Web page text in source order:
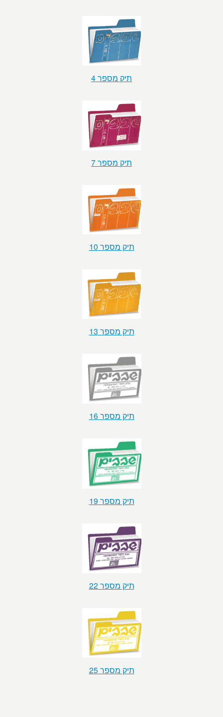
תיק מספר 4
תיק מספר 7
תיק מספר 10
תיק מספר 13
תיק מספר 16
תיק מספר 19
תיק מספר 22
תיק מספר 25